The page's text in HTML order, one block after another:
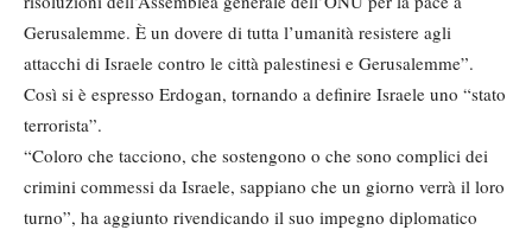
Gerusalemme. È un dovere di tutta l’umanità resistere agli
attacchi di Israele contro le città palestinesi e Gerusalemme”.
Così si è espresso Erdogan, tornando a definire Israele uno “stato
terrorista”.
“Coloro che tacciono, che sostengono o che sono complici dei
crimini commessi da Israele, sappiano che un giorno verrà il loro
turno”, ha aggiunto rivendicando il suo impegno diplomatico